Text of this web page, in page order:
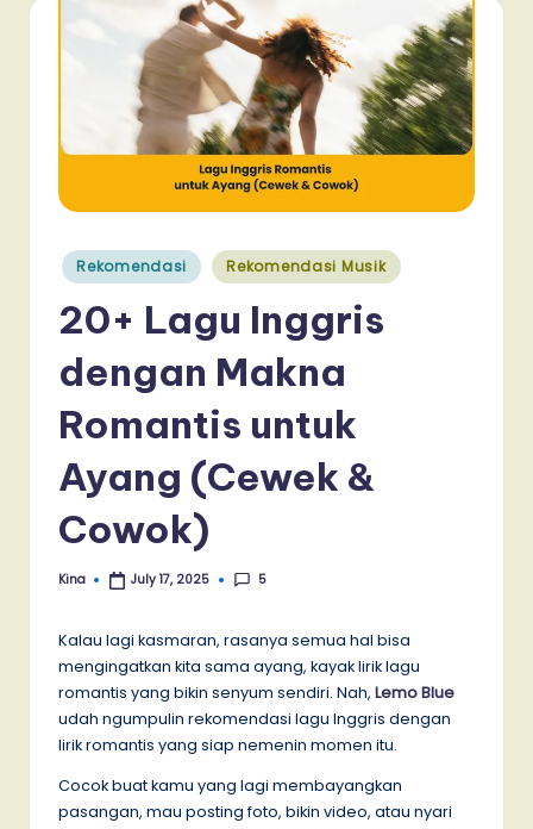
Posted
in
Rekomendasi Rekomendasi Musik
20+ Lagu Inggris
dengan Makna
Romantis untuk
Ayang (Cewek &
Cowok)
Posted
Kina July 17, 2025 5
Kalau lagi kasmaran, rasanya semua hal bisa
mengingatkan kita sama ayang, kayak lirik lagu
romantis yang bikin senyum sendiri. Nah, Lemo Blue
udah ngumpulin rekomendasi lagu Inggris dengan
lirik romantis yang siap nemenin momen itu.
Cocok buat kamu yang lagi membayangkan
pasangan, mau posting foto, bikin video, atau nyari